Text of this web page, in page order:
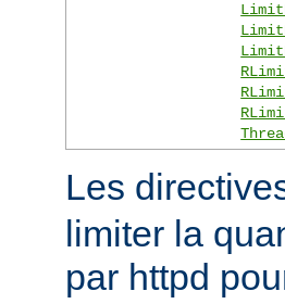
Les
limiter la
par httpd